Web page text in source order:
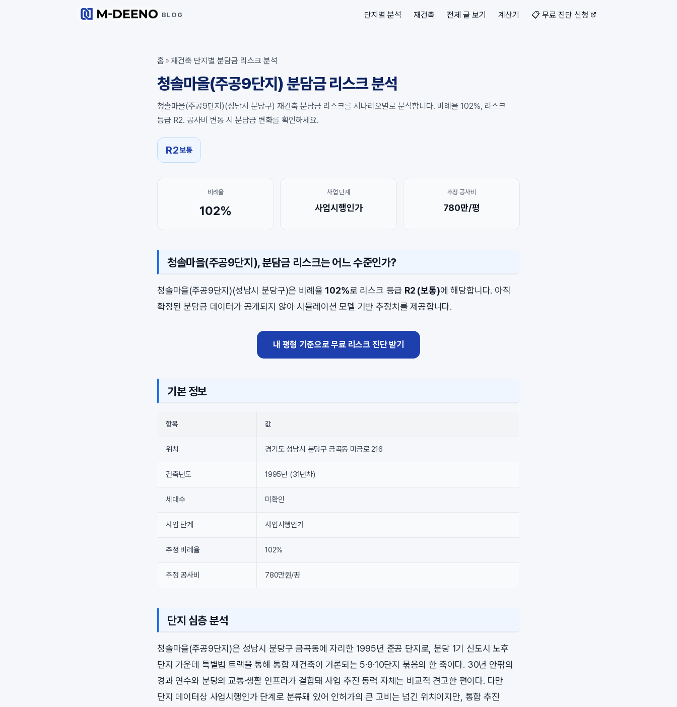
BLOG 단지별 분석 재건축 전체 글 보기 계산기 📋 무료 진단 신청
홈 » 재건축 단지별 분담금 리스크 분석
청솔마을(주공9단지) 분담금 리스크 분석
청솔마을(주공9단지)(성남시 분당구) 재건축 분담금 리스크를 시나리오별로 분석합니다. 비례율 102%, 리스크
등급 R2. 공사비 변동 시 분담금 변화를 확인하세요.
R2보통
비례율
102%
사업 단계
사업시행인가
추정 공사비
780만/평
청솔마을(주공9단지), 분담금 리스크는 어느 수준인가?
청솔마을(주공9단지)(성남시 분당구)은 비례율 102%로 리스크 등급 R2 (보통)에 해당합니다. 아직
확정된 분담금 데이터가 공개되지 않아 시뮬레이션 모델 기반 추정치를 제공합니다.
내 평형 기준으로 무료 리스크 진단 받기
기본 정보
항목 값
위치 경기도 성남시 분당구 금곡동 미금로 216
건축년도 1995년 (31년차)
세대수 미확인
사업 단계 사업시행인가
추정 비례율 102%
추정 공사비 780만원/평
단지 심층 분석
청솔마을(주공9단지)은 성남시 분당구 금곡동에 자리한 1995년 준공 단지로, 분당 1기 신도시 노후
단지 가운데 특별법 트랙을 통해 통합 재건축이 거론되는 5·9·10단지 묶음의 한 축이다. 30년 안팎의
경과 연수와 분당의 교통·생활 인프라가 결합돼 사업 추진 동력 자체는 비교적 견고한 편이다. 다만
단지 데이터상 사업시행인가 단계로 분류돼 있어 인허가의 큰 고비는 넘긴 위치이지만, 통합 추진